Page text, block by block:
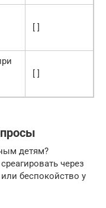
[ ]
[ ]
детям?
через
беспокойство у